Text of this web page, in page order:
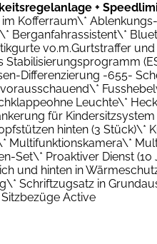
+
Kofferraum\*
Berganfahrassistent\*
vo.m.Gurtstraffer
Stabilisierungsprogramm
Differenzierung -655-
Leuchte\*
für
hinten (3 Stück)\*
Multifunktionskamera\*
Set\* Proaktiver Dienst
und hinten in
Schriftzugsatz in
Active